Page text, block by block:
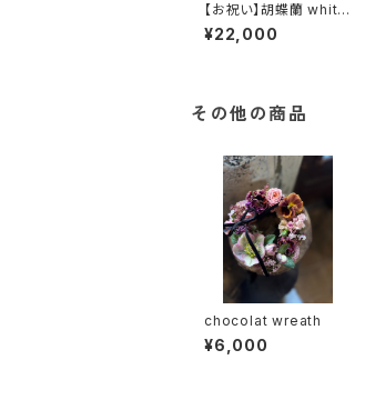
【お祝い】胡蝶蘭 white
3本立 ②（水戸市内の
みお届け可）（TO3）
¥22,000
その他の商品
chocolat wreath
¥6,000